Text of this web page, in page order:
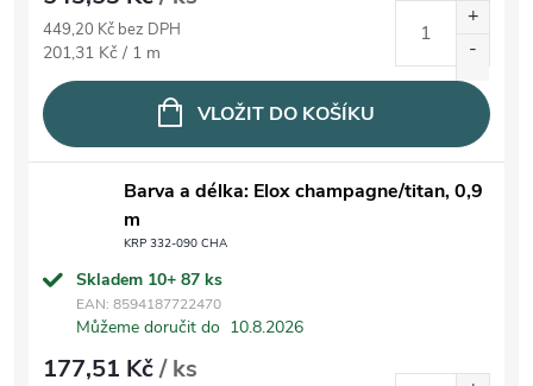
449,20 Kč bez DPH
Měrná cena:
201,31 Kč / 1 m
VLOŽIT DO KOŠÍKU
Barva a délka: Elox champagne/titan, 0,9
m
KRP 332-090 CHA
Skladem 10+ 87 ks
EAN: 8594187722470
Můžeme doručit do 10.8.2026
177,51 Kč/ ks